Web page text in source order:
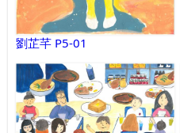
劉芷芊 P5-01